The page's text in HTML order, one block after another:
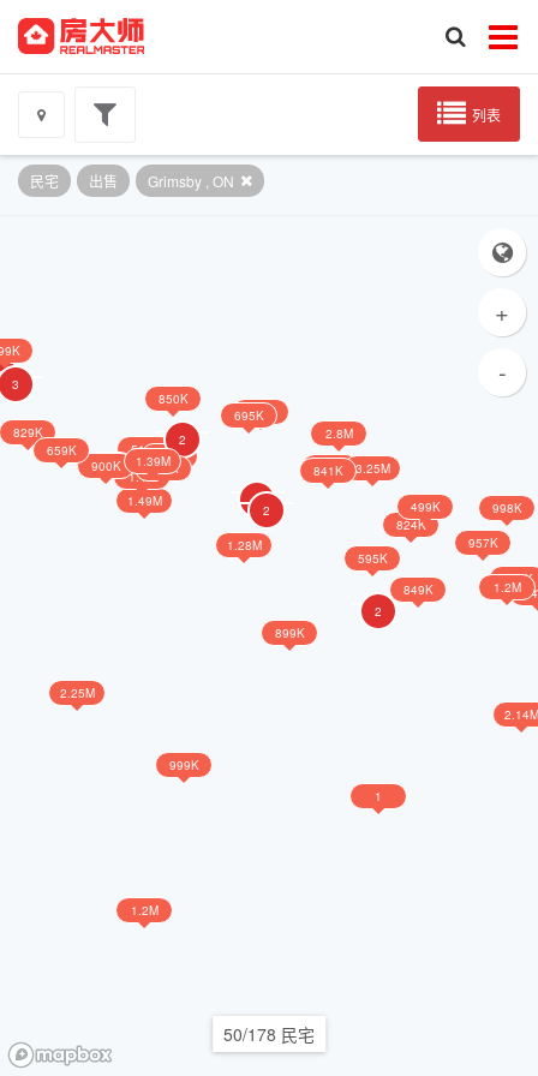
列表
民宅 出售 Grimsby , ON
50/178 民宅
+
-
1.2M
519K
869K
1.49M
957K
439K
824K
1.4M
849K
998K
829K
499K
899K
729K
1
899K
2
595K
999K
695K
2
2
900K 525K
850K
2.14M
1.28M
3
2
759K 3.25M
1.2M
2.8M
659K
841K
2.25M
1.39M